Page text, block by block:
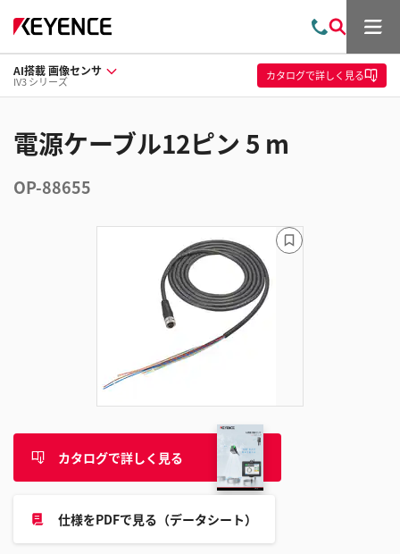
問
い
合
わ
索
メ
ュ
ー
AI搭載 画像センサ
IV3 シリーズ カタログで詳しく見る
電源ケーブル12ピン 5 m
OP-88655
カタログで詳しく見る
仕様をPDFで見る（データシート）
ブ
ッ